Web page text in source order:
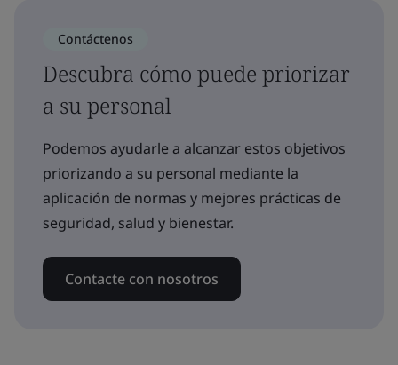
Contáctenos
Descubra cómo puede priorizar
a su personal
Podemos ayudarle a alcanzar estos objetivos
priorizando a su personal mediante la
aplicación de normas y mejores prácticas de
seguridad, salud y bienestar.
Contacte con nosotros